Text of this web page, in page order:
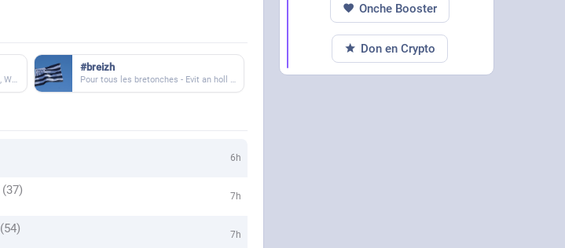
Club des fans de RISK, Memoire 44, Warhammer et autres jeux à jouer en ligne ou IRL entre kheys !
#breizh
Pour tous les bretonches - Evit an holl vretoned
6h
37 7h
54 7h
Onche Booster
Don en Crypto